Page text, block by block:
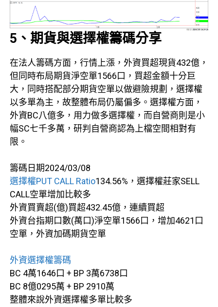
5、期貨與選擇權籌碼分享
在法人籌碼方面，行情上漲，外資買超現貨432億，
但同時布局期貨淨空單1566口，買超金額十分巨
大，同時搭配部分期貨空單以做避險規劃，選擇權
以多單為主，故整體布局仍屬偏多。選擇權方面，
外資BC八億多，用力做多選擇權，而自營商則是小
幅SC七千多萬，研判自營商認為上檔空間相對有
限。
籌碼日期2024/03/08
選擇權PUT CALL Ratio134.56%，選擇權莊家SELL
CALL空單增加比較多
外資買賣超(億)買超432.45億，連續買超
外資台指期口數(萬口)淨空單1566口，增加4621口
空單，外資加碼期貨空單
外資選擇權籌碼
BC 4萬1646口 + BP 3萬6738口
BC 8億0295萬 + BP 2910萬
整體來說外資選擇權多單比較多